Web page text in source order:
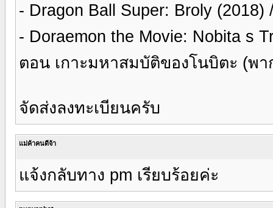
- Dragon Ball Super: Broly
- Doraemon the Movie: Nobita s
ตอน เกาะมหาสมบัติของโนบิตะ (พ
จัดส่งลงทะเบียนครับ
แม่ค้าคนดีจ้า
แจ้งกลับทาง pm เรียบร้อยค่ะ